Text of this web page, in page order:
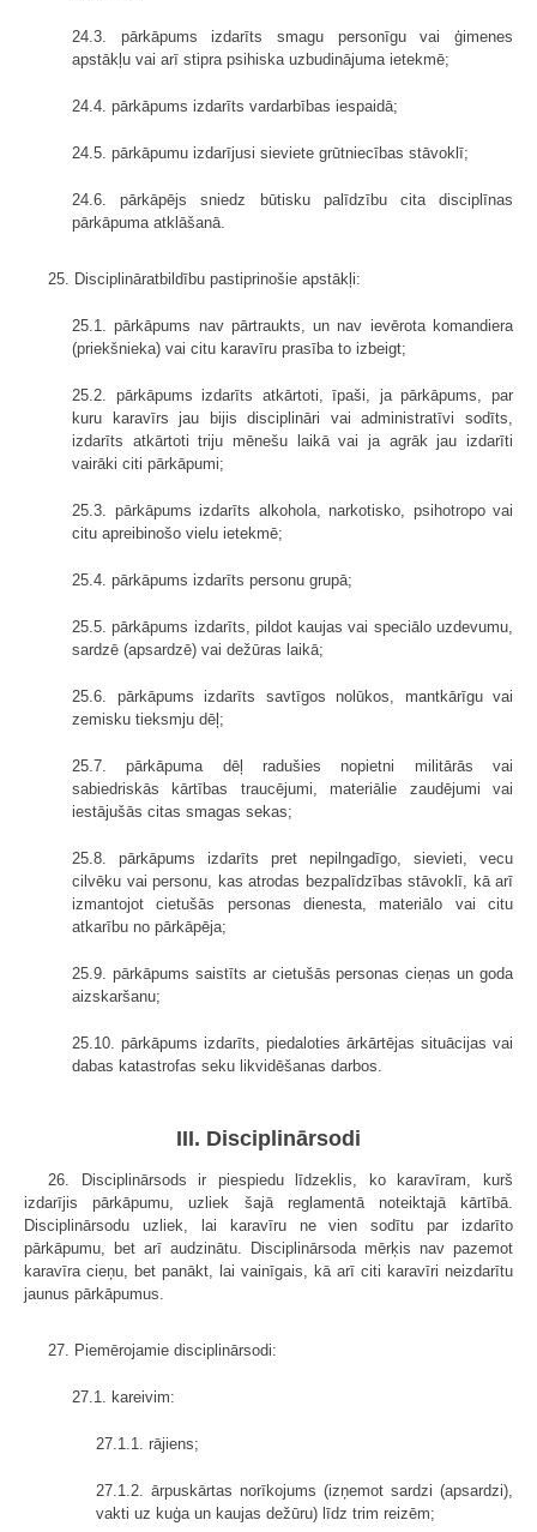
24.3. pārkāpums izdarīts smagu personīgu vai ģimenes
apstākļu vai arī stipra psihiska uzbudinājuma ietekmē;
24.4. pārkāpums izdarīts vardarbības iespaidā;
24.5. pārkāpumu izdarījusi sieviete grūtniecības stāvoklī;
24.6. pārkāpējs sniedz būtisku palīdzību cita disciplīnas
pārkāpuma atklāšanā.
25. Disciplināratbildību pastiprinošie apstākļi:
25.1. pārkāpums nav pārtraukts, un nav ievērota komandiera
(priekšnieka) vai citu karavīru prasība to izbeigt;
25.2. pārkāpums izdarīts atkārtoti, īpaši, ja pārkāpums, par
kuru karavīrs jau bijis disciplināri vai administratīvi sodīts,
izdarīts atkārtoti triju mēnešu laikā vai ja agrāk jau izdarīti
vairāki citi pārkāpumi;
25.3. pārkāpums izdarīts alkohola, narkotisko, psihotropo vai
citu apreibinošo vielu ietekmē;
25.4. pārkāpums izdarīts personu grupā;
25.5. pārkāpums izdarīts, pildot kaujas vai speciālo uzdevumu,
sardzē (apsardzē) vai dežūras laikā;
25.6. pārkāpums izdarīts savtīgos nolūkos, mantkārīgu vai
zemisku tieksmju dēļ;
25.7. pārkāpuma dēļ radušies nopietni militārās vai
sabiedriskās kārtības traucējumi, materiālie zaudējumi vai
iestājušās citas smagas sekas;
25.8. pārkāpums izdarīts pret nepilngadīgo, sievieti, vecu
cilvēku vai personu, kas atrodas bezpalīdzības stāvoklī, kā arī
izmantojot cietušās personas dienesta, materiālo vai citu
atkarību no pārkāpēja;
25.9. pārkāpums saistīts ar cietušās personas cieņas un goda
aizskaršanu;
25.10. pārkāpums izdarīts, piedaloties ārkārtējas situācijas vai
dabas katastrofas seku likvidēšanas darbos.
III. Disciplinārsodi
26. Disciplinārsods ir piespiedu līdzeklis, ko karavīram, kurš
izdarījis pārkāpumu, uzliek šajā reglamentā noteiktajā kārtībā.
Disciplinārsodu uzliek, lai karavīru ne vien sodītu par izdarīto
pārkāpumu, bet arī audzinātu. Disciplinārsoda mērķis nav pazemot
karavīra cieņu, bet panākt, lai vainīgais, kā arī citi karavīri neizdarītu
jaunus pārkāpumus.
27. Piemērojamie disciplinārsodi:
27.1. kareivim:
27.1.1. rājiens;
27.1.2. ārpuskārtas norīkojums (izņemot sardzi (apsardzi),
vakti uz kuģa un kaujas dežūru) līdz trim reizēm;